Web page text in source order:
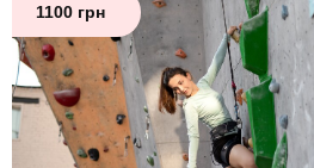
1100 грн